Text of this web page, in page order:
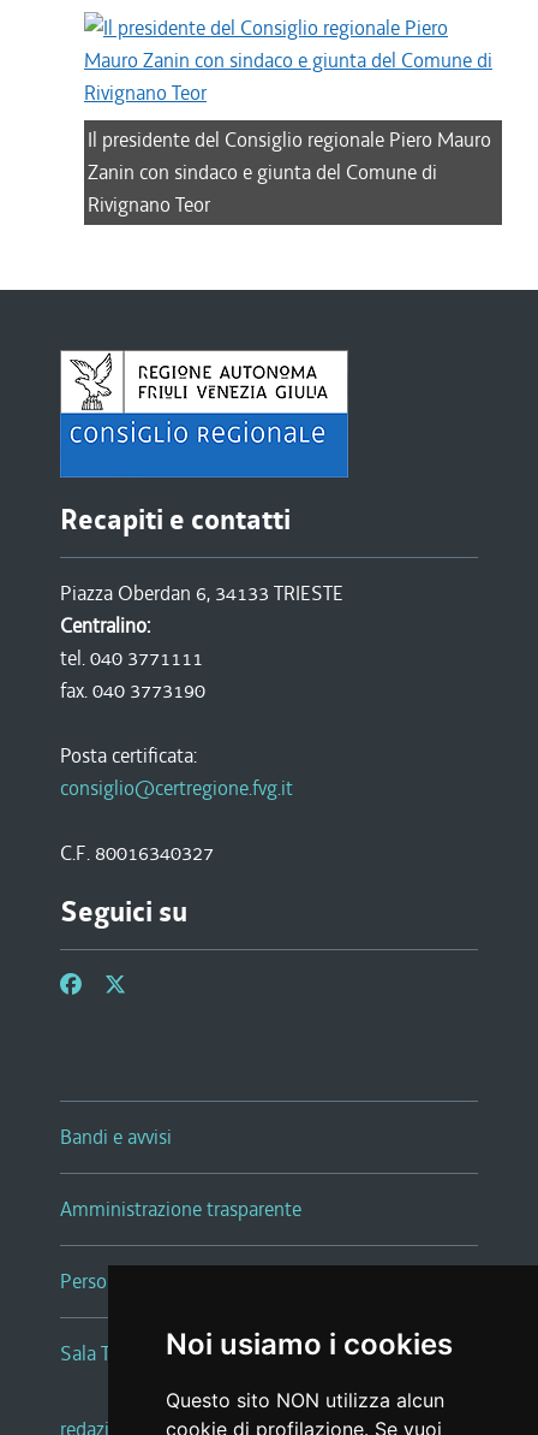
Noi usiamo i cookies
Questo sito NON utilizza alcun
cookie di profilazione. Se vuoi
Il presidente del Consiglio regionale Piero Mauro
Zanin con sindaco e giunta del Comune di
Rivignano Teor
Recapiti e contatti
Piazza Oberdan 6, 34133 TRIESTE
Centralino:
tel. 040 3771111
fax. 040 3773190
Posta certificata:
consiglio@certregione.fvg.it
C.F. 80016340327
Seguici su
Bandi e avvisi
Amministrazione trasparente
Persone e Uffici
Sala Tiziano Tessitori
redazione web |note legali |glossario